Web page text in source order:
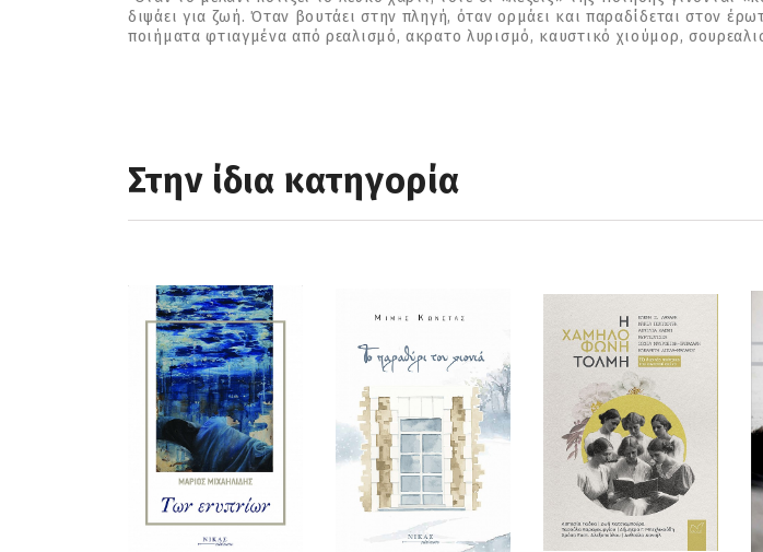
διψάει για ζωή. Όταν βουτάει στην πληγή, όταν ορμάει και παραδίδεται στον
ποιήµατα φτιαγμένα από ρεαλισµό, ακρατο λυρισµό, καυστικό χιούµορ,
Στην ίδια κατηγορία